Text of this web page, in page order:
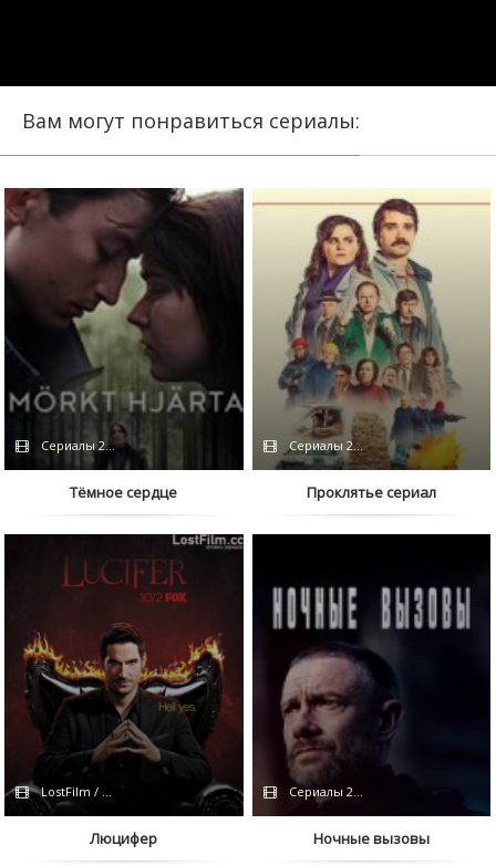
Вам могут понравиться сериалы:
Сериалы 2022
Тёмное сердце
Сериалы 2022
Проклятье сериал
LostFilm / FOX
Люцифер
Сериалы 2022
Ночные вызовы